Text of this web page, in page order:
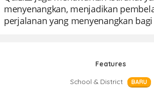
menyenangkan, menjadikan
perjalanan yang menyenangkan
Features
School & District
BARU